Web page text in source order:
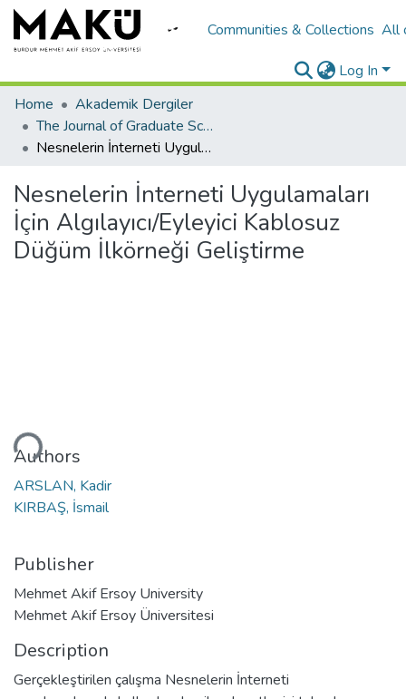
Communities & Collections All
Log In
Home
Akademik Dergiler
The Journal of Graduate School of Natural and Applied Sciences of Mehmet Akif Ersoy University
Nesnelerin İnterneti Uygulamaları İçin Algılayıcı/Eyleyici Kablosuz Düğüm İlkörneği Geliştirme
Nesnelerin İnterneti Uygulamaları
İçin Algılayıcı/Eyleyici Kablosuz
Düğüm İlkörneği Geliştirme
Authors
ARSLAN, Kadir
KIRBAŞ, İsmail
Publisher
Mehmet Akif Ersoy University
Mehmet Akif Ersoy Üniversitesi
Description
Gerçekleştirilen çalışma Nesnelerin İnterneti